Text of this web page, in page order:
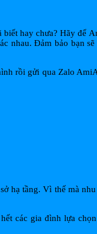
hay chưa? Hãy để
nhau. Đảm bảo bạn
rồi gửi qua Zalo
hạ tầng. Vì thế mà
các gia đình lựa